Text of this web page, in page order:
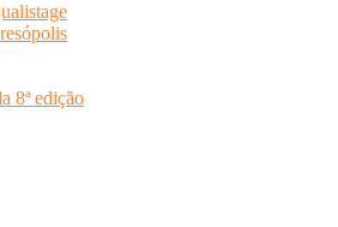
8ª edição